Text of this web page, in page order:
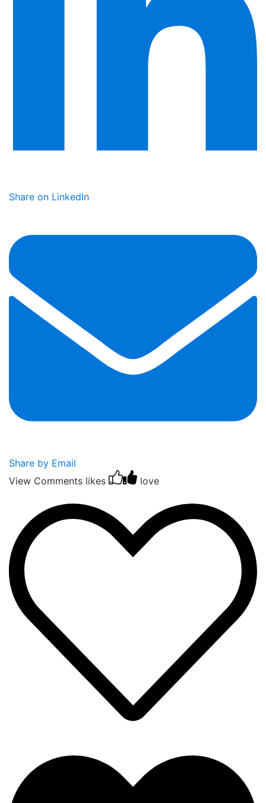
Share on LinkedIn
Share by Email
View Comments likes love